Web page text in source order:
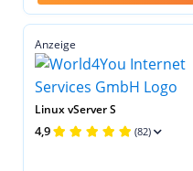
Anzeige
Linux vServer S
4,9 (82)